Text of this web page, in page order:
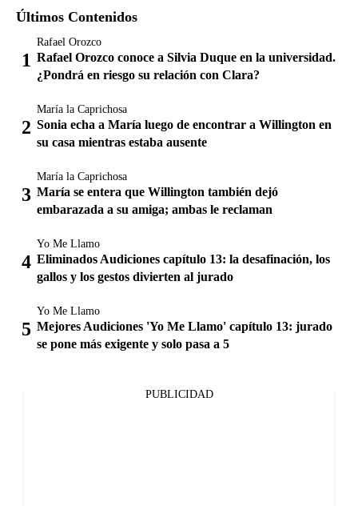
Últimos Contenidos
Rafael Orozco
Rafael Orozco conoce a Silvia Duque en la universidad.
¿Pondrá en riesgo su relación con Clara?
María la Caprichosa
Sonia echa a María luego de encontrar a Willington en
su casa mientras estaba ausente
María la Caprichosa
María se entera que Willington también dejó
embarazada a su amiga; ambas le reclaman
Yo Me Llamo
Eliminados Audiciones capítulo 13: la desafinación, los
gallos y los gestos divierten al jurado
Yo Me Llamo
Mejores Audiciones 'Yo Me Llamo' capítulo 13: jurado
se pone más exigente y solo pasa a 5
PUBLICIDAD